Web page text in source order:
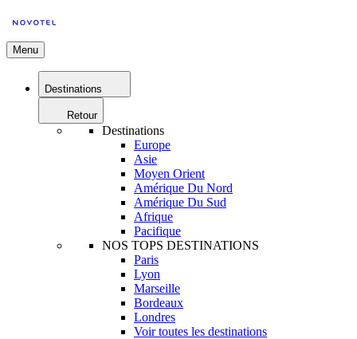
Menu
Destinations
Retour
Destinations
Europe
Asie
Moyen Orient
Amérique Du Nord
Amérique Du Sud
Afrique
Pacifique
NOS TOPS DESTINATIONS
Paris
Lyon
Marseille
Bordeaux
Londres
Voir toutes les destinations